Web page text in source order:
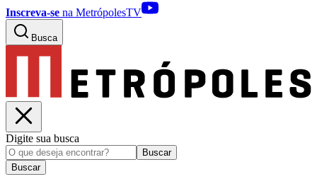
Inscreva-se na MetrópolesTV
Busca
Digite sua busca
Buscar
Buscar